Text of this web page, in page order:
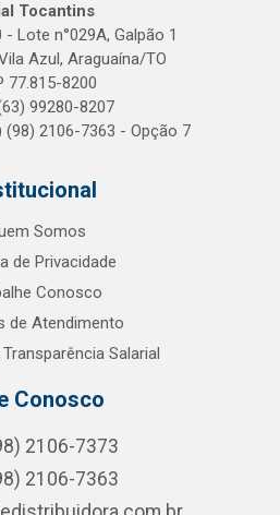
Tocantins
- Lote n°029A, Galpão 1
Azul, Araguaína/TO
77.815-8200
99280-8207
(98) 2106-7363 - Opção 7
Somos
de Privacidade
Conosco
de Atendimento
Salarial
Conosco
2106-7373
2106-7363